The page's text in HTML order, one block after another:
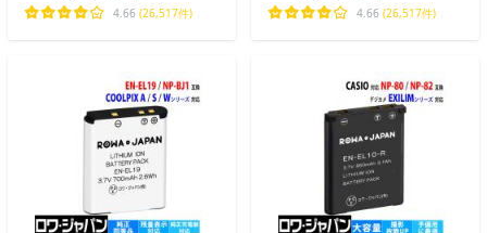
4.66 (26,517件) 4.66 (26,517件)